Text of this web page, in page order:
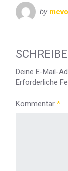
by
Deine E-Mail-
Erforderliche
Kommentar *